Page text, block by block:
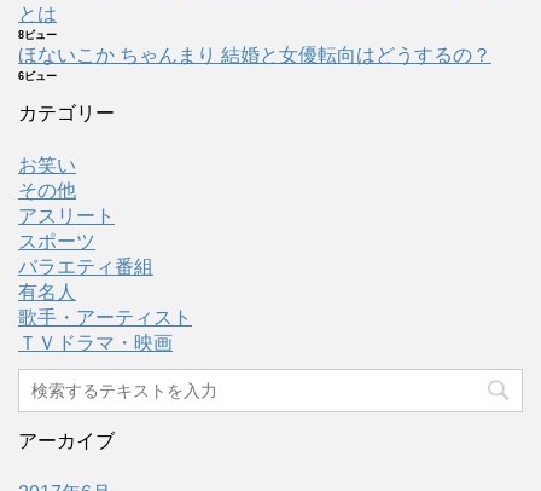
とは
8ビュー
ほないこか ちゃんまり 結婚と女優転向はどうするの？
6ビュー
カテゴリー
お笑い
その他
アスリート
スポーツ
バラエティ番組
有名人
歌手・アーティスト
ＴＶドラマ・映画
アーカイブ